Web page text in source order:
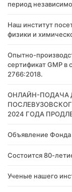
период
Наш институт
физики и
Опытно-
сертификат GMP в
2766:2018.
ОНЛАЙН-ПОДАЧА
2024 ГОДА
Объявление Фонда
Состоится 80-
Ученые нашего